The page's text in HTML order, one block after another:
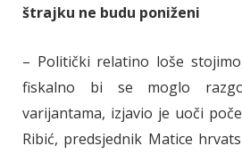
štrajku ne budu poniženi
– Politički relatino loše
fiskalno bi se moglo
varijantama, izjavio je uoči
Ribić, predsjednik Matice